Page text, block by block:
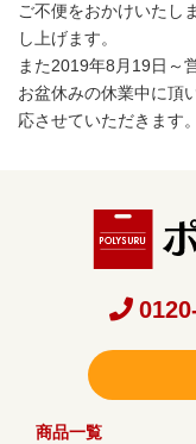
ご不便をおかけいたし
し上げます。
また2019年8月19日～
お盆休みの休業中に頂
応させていただきます。
商品一覧